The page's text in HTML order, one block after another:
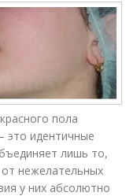
пола
это идентичные
лишь то,
нежелательных
у них абсолютно